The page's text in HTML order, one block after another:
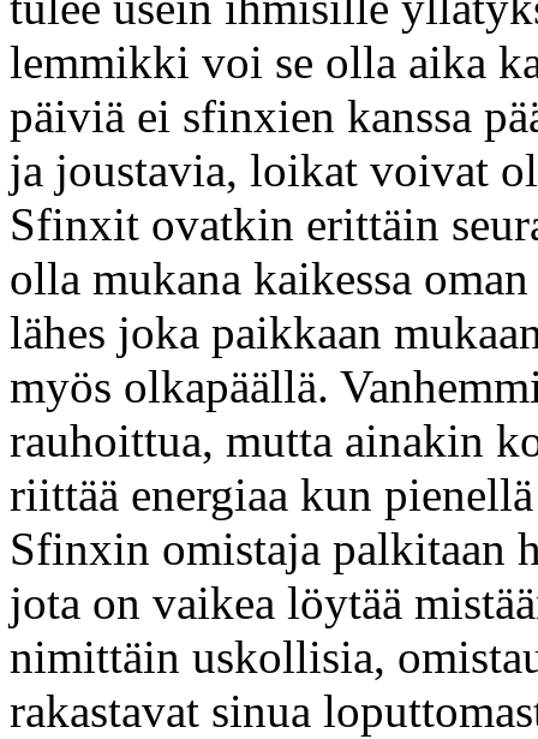
lemmikki voi se olla aika
päiviä ei sfinxien kanssa
ja joustavia, loikat voivat
Sfinxit ovatkin erittäin
olla mukana kaikessa
lähes joka paikkaan
myös olkapäällä.
rauhoittua, mutta ainakin
riittää energiaa kun
Sfinxin omistaja palkitaan
jota on vaikea löytää
nimittäin uskollisia,
rakastavat sinua